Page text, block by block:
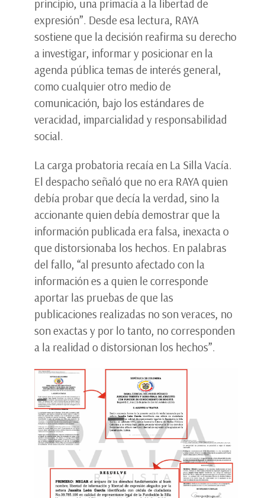
principio, una primacía a la libertad de
expresión”. Desde esa lectura, RAYA
sostiene que la decisión reafirma su derecho
a investigar, informar y posicionar en la
agenda pública temas de interés general,
como cualquier otro medio de
comunicación, bajo los estándares de
veracidad, imparcialidad y responsabilidad
social.
La carga probatoria recaía en La Silla Vacía.
El despacho señaló que no era RAYA quien
debía probar que decía la verdad, sino la
accionante quien debía demostrar que la
información publicada era falsa, inexacta o
que distorsionaba los hechos. En palabras
del fallo, “al presunto afectado con la
información es a quien le corresponde
aportar las pruebas de que las
publicaciones realizadas no son veraces, no
son exactas y por lo tanto, no corresponden
a la realidad o distorsionan los hechos”.